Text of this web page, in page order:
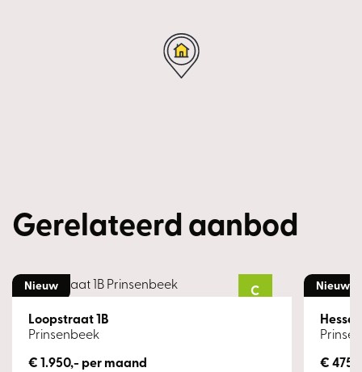
Gerelateerd aanbod
Nieuw C
Loopstraat 1B
Prinsenbeek
€ 1.950,- per maand
Nieuw
€